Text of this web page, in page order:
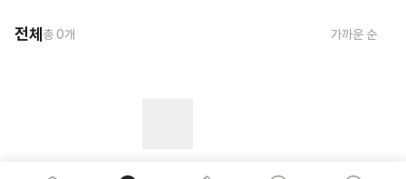
전체 총0개 가까운 순